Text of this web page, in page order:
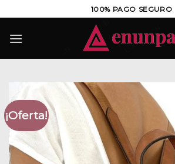
al
contenido
100% PAGO SEGURO
¡Oferta!